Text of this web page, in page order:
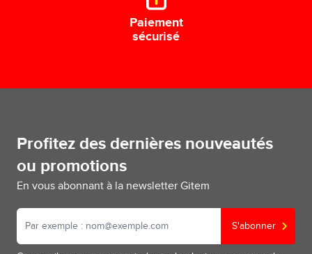
Paiement
sécurisé
Profitez des dernières nouveautés
ou promotions
En vous abonnant à la newsletter Gitem
S'abonner